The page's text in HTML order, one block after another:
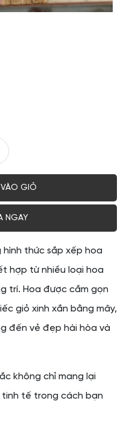
VÀO GIỎ
NGAY
hình thức sắp xếp hoa
hợp từ nhiều loại hoa
trí. Hoa được cắm gọn
giỏ xinh xắn bằng mây,
đến vẻ đẹp hài hòa và
không chỉ mang lại
tinh tế trong cách bạn